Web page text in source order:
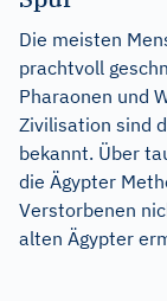
Die meisten
prachtvoll
Pharaonen und
Zivilisation sind
bekannt. Über
die Ägypter
Verstorbenen
alten Ägypter